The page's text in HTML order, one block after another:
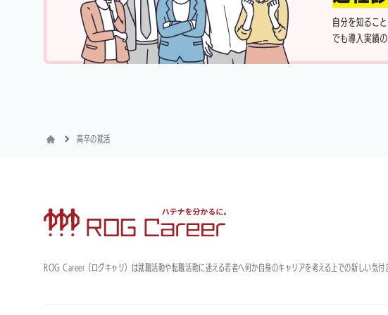
高卒の就活
ROG Career（ログキャリ）は就職活動や転職活動に迷える若者へ何か自身のキャリアを考える上での新しい気付